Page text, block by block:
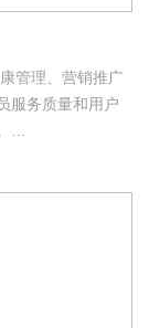
管理、营销推广
服务质量和用户